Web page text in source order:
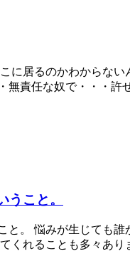
に居るのかわからな
無責任な奴で・・・
うこと。
と。 悩みが生じても
くれることも多々あ